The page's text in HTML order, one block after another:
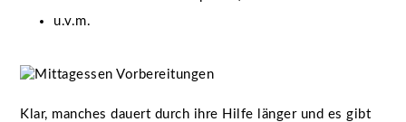
u.v.m.
Klar, manches dauert durch ihre Hilfe länger und es gibt